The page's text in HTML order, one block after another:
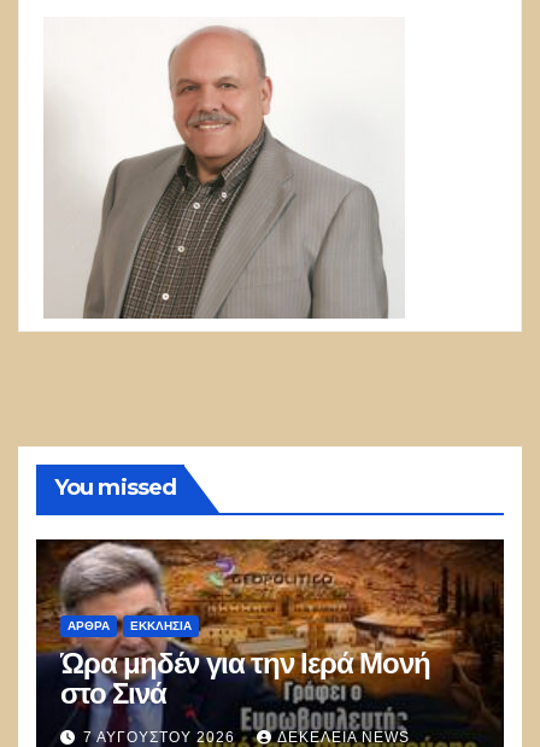
You missed
ΑΡΘΡΑ ΕΚΚΛΗΣΊΑ
Ώρα μηδέν για την Ιερά Μονή
στο Σινά
7 ΑΥΓΟΎΣΤΟΥ 2026 ΔΕΚΈΛΕΙΑ NEWS